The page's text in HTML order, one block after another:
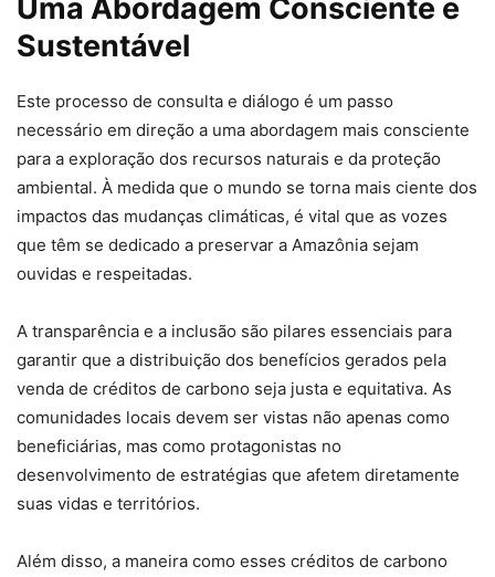
Uma Abordagem Consciente e
Sustentável
Este processo de consulta e diálogo é um passo
necessário em direção a uma abordagem mais consciente
para a exploração dos recursos naturais e da proteção
ambiental. À medida que o mundo se torna mais ciente dos
impactos das mudanças climáticas, é vital que as vozes
que têm se dedicado a preservar a Amazônia sejam
ouvidas e respeitadas.
A transparência e a inclusão são pilares essenciais para
garantir que a distribuição dos benefícios gerados pela
venda de créditos de carbono seja justa e equitativa. As
comunidades locais devem ser vistas não apenas como
beneficiárias, mas como protagonistas no
desenvolvimento de estratégias que afetem diretamente
suas vidas e territórios.
Além disso, a maneira como esses créditos de carbono